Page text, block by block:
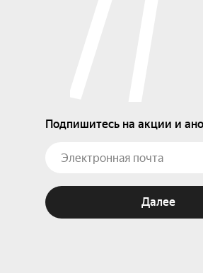
Подпишитесь на акции и
Далее